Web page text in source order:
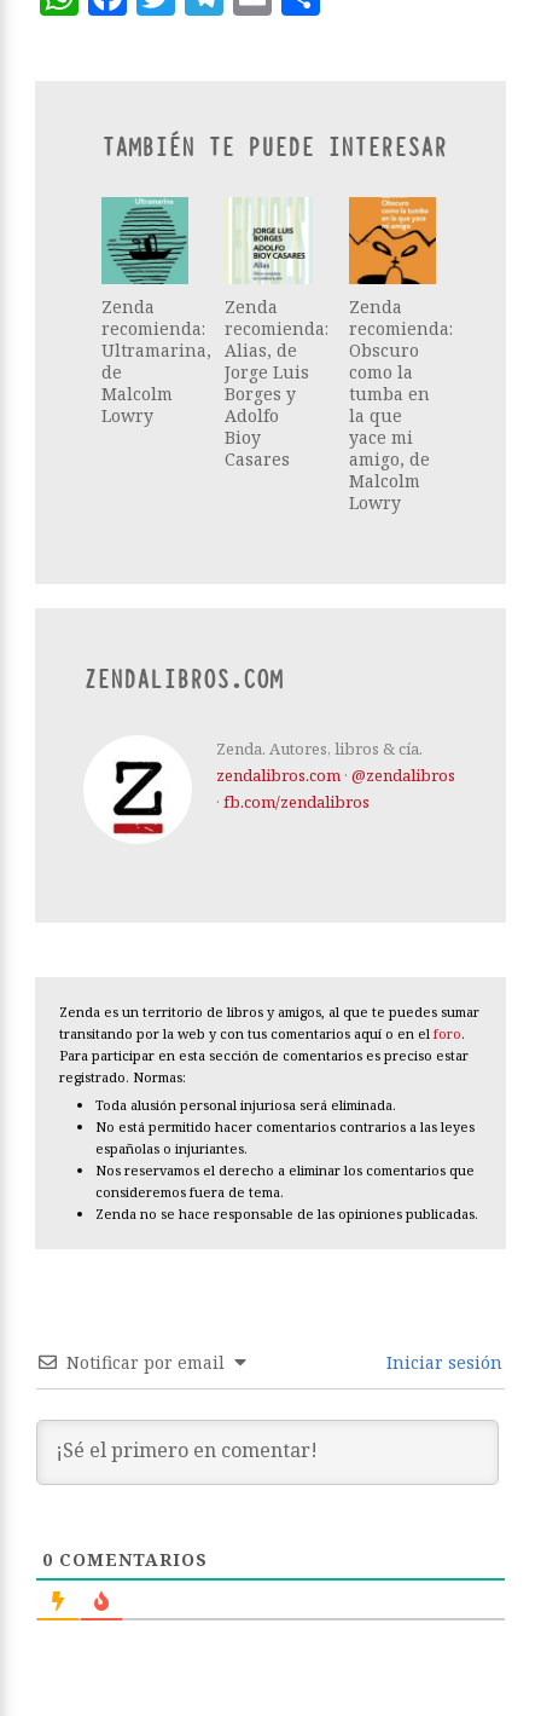
TAMBIÉN TE PUEDE INTERESAR
Zenda
recomienda:
Ultramarina,
de
Malcolm
Lowry
Zenda
recomienda:
Alias, de
Jorge Luis
Borges y
Adolfo
Bioy
Casares
Zenda
recomienda:
Obscuro
como la
tumba en
la que
yace mi
amigo, de
Malcolm
Lowry
ZENDALIBROS.COM
Zenda. Autores, libros & cía.
zendalibros.com · @zendalibros
· fb.com/zendalibros
Zenda es un territorio de libros y amigos, al que te puedes sumar
transitando por la web y con tus comentarios aquí o en el foro.
Para participar en esta sección de comentarios es preciso estar
registrado. Normas:
Toda alusión personal injuriosa será eliminada.
No está permitido hacer comentarios contrarios a las leyes
españolas o injuriantes.
Nos reservamos el derecho a eliminar los comentarios que
consideremos fuera de tema.
Zenda no se hace responsable de las opiniones publicadas.
Notificar por email Iniciar sesión
0 COMENTARIOS